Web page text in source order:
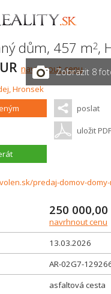
dům, 457 m2,
navrhnout cenu
Zobrazit 8
poslat
uložit PDF
250 000,00
navrhnout cenu
13.03.2026
AR-02G7-
asfaltová cesta